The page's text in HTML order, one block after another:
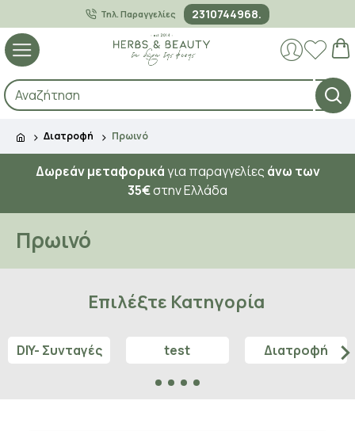
Τηλ. Παραγγελίες 2310744968.
Διατροφή Πρωινό
Δωρεάν μεταφορικάγια παραγγελίες άνω των
35€στην Ελλάδα
Πρωινό
Επιλέξτε Κατηγορία
DIY- Συνταγές test Διατροφή